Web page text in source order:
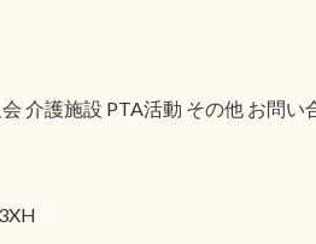
介護施設 PTA活動 その他 お問